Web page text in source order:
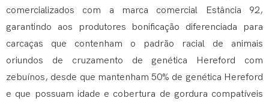
comercializados com a marca comercial Estância 92,
garantindo aos produtores bonificação diferenciada para
carcaças que contenham o padrão racial de animais
oriundos de cruzamento de genética Hereford com
zebuínos, desde que mantenham 50% de genética Hereford
e que possuam idade e cobertura de gordura compatíveis